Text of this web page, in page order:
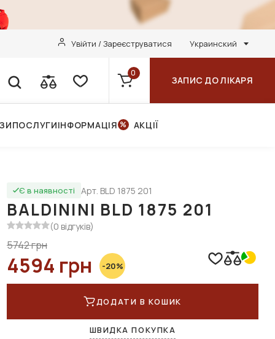
Увійти / Зареєструватися Украинский
0
ЗАПИС ДО ЛІКАРЯ
ПОСЛУГИІНФОРМАЦІЯ АКЦІЇ
Є в наявності Арт. BLD 1875 201
BALDININI BLD 1875 201
(0 відгуків)
5742 грн
4594 грн -20%
ДОДАТИ В КОШИК
ШВИДКА ПОКУПКА